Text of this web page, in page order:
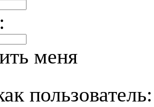
меня
пользователь: